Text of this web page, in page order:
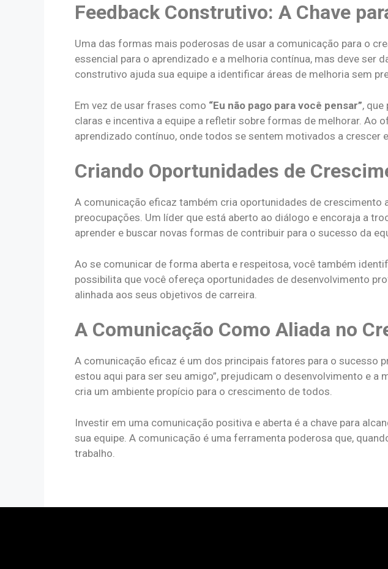
Feedback Construtivo: A Chave
Uma das formas mais poderosas de usar a comunicação para o
essencial para o aprendizado e a melhoria contínua, mas deve
construtivo ajuda sua equipe a identificar áreas de melhoria sem
Em vez de usar frases como “Eu não pago para você pensar”,
claras e incentiva a equipe a refletir sobre formas de melhorar. Ao
aprendizado contínuo, onde todos se sentem motivados a crescer
Criando Oportunidades de
A comunicação eficaz também cria oportunidades de
preocupações. Um líder que está aberto ao diálogo e encoraja a
aprender e buscar novas formas de contribuir para o sucesso da
Ao se comunicar de forma aberta e respeitosa, você também
possibilita que você ofereça oportunidades de desenvolvimento
alinhada aos seus objetivos de carreira.
A Comunicação Como Aliada no
A comunicação eficaz é um dos principais fatores para o sucesso
estou aqui para ser seu amigo”, prejudicam o desenvolvimento e
cria um ambiente propício para o crescimento de todos.
Investir em uma comunicação positiva e aberta é a chave para
sua equipe. A comunicação é uma ferramenta poderosa que,
trabalho.